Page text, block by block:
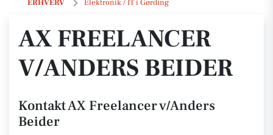
ERHVERV Elektronik / IT i Gørding
AX FREELANCER
V/ANDERS BEIDER
Kontakt AX Freelancer v/Anders
Beider